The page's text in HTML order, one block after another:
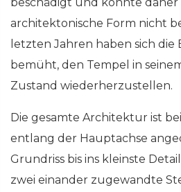
architektonische Form nicht
letzten Jahren haben sich die
bemüht, den Tempel in
Zustand wiederherzustellen.
Die gesamte Architektur ist
entlang der Hauptachse
Grundriss bis ins kleinste
zwei einander zugewandte